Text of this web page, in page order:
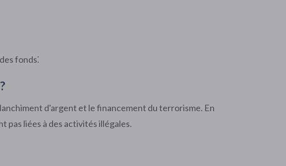
fonds⁚
d'argent et le financement du terrorisme. En
pas liées à des activités illégales.